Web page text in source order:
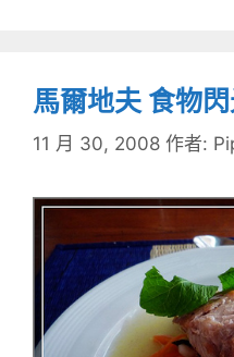
馬爾地夫 食物
11 月 30, 2008 作者: